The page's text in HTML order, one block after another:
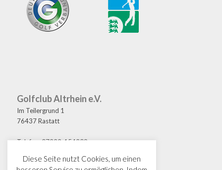
Golfclub Altrhein e.V.
Im Teilergrund 1
76437 Rastatt
Telefon: 07222-154209
E-Mail: golf@gcaltrhein.de
Diese Seite nutzt Cookies, um einen